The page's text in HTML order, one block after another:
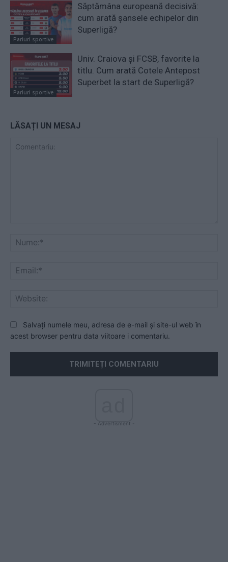
Pariuri sportive
Săptămâna europeană decisivă:
cum arată șansele echipelor din
Superligă?
Pariuri sportive
Univ. Craiova și FCSB, favorite la
titlu. Cum arată Cotele Antepost
Superbet la start de Superligă?
LĂSAȚI UN MESAJ
Salvați numele meu, adresa de e-mail și site-ul web în
acest browser pentru data viitoare i comentariu.
- Advertisment -